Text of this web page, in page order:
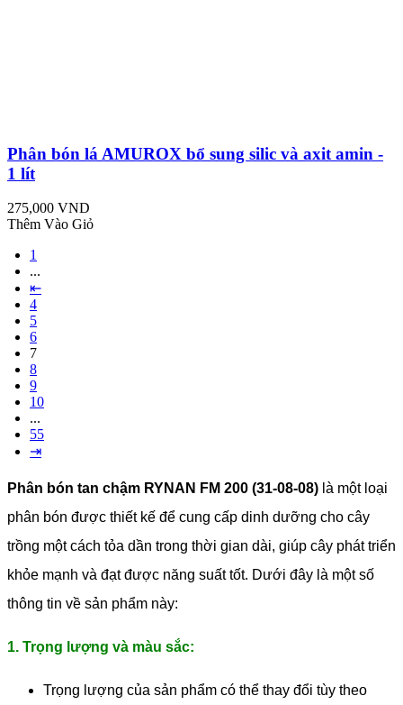
Phân bón lá AMUROX bổ sung silic và axit amin -
1 lít
275,000 VND
Thêm Vào Giỏ
1
...
⇤
4
5
6
7
8
9
10
...
55
⇥
Phân bón tan chậm RYNAN FM 200 (31-08-08) là một loại
phân bón được thiết kế để cung cấp dinh dưỡng cho cây
trồng một cách tỏa dần trong thời gian dài, giúp cây phát triển
khỏe mạnh và đạt được năng suất tốt. Dưới đây là một số
thông tin về sản phẩm này:
1. Trọng lượng và màu sắc:
Trọng lượng của sản phẩm có thể thay đổi tùy theo